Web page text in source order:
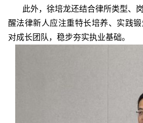
此外， 徐培龙还结合律所类型、
醒法律新人应注重特长培养、实践
对成长团队，稳步夯实执业基础。